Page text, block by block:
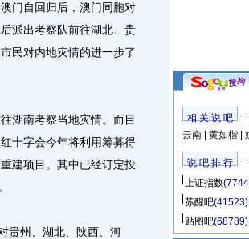
门自回归后，澳门同胞对
派出考察队前往湖北、贵
民对内地灾情的进一步了
南考察当地灾情。而目
十字会今年将利用筹募得
建项目。其中已经订定投
州、湖北、陕西、河
相 关 说 吧
云南| 黄如楷|
说 吧 排 行
上证指数
苏醒吧(41523)
贴图吧(68789)